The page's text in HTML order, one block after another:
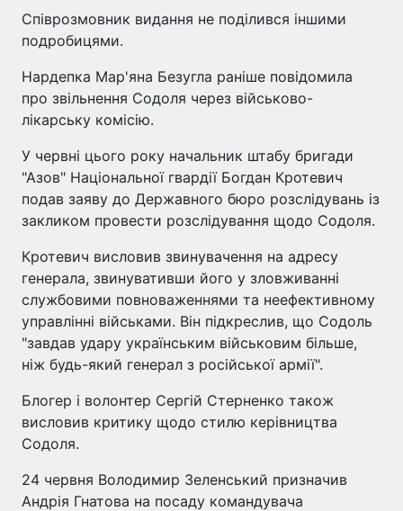
Співрозмовник видання не поділився іншими
подробицями.
Нардепка Мар'яна Безугла раніше повідомила
про звільнення Содоля через військово-
лікарську комісію.
У червні цього року начальник штабу бригади
"Азов" Національної гвардії Богдан Кротевич
подав заяву до Державного бюро розслідувань із
закликом провести розслідування щодо Содоля.
Кротевич висловив звинувачення на адресу
генерала, звинувативши його у зловживанні
службовими повноваженнями та неефективному
управлінні військами. Він підкреслив, що Содоль
"завдав удару українським військовим більше,
ніж будь-який генерал з російської армії".
Блогер і волонтер Сергій Стерненко також
висловив критику щодо стилю керівництва
Содоля.
24 червня Володимир Зеленський призначив
Андрія Гнатова на посаду командувача